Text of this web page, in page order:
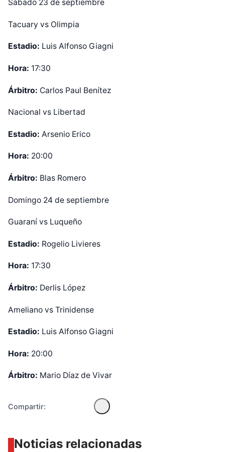
Sábado 23 de septiembre
Tacuary vs Olimpia
Estadio: Luis Alfonso Giagni
Hora: 17:30
Árbitro: Carlos Paul Benítez
Nacional vs Libertad
Estadio: Arsenio Erico
Hora: 20:00
Árbitro: Blas Romero
Domingo 24 de septiembre
Guaraní vs Luqueño
Estadio: Rogelio Livieres
Hora: 17:30
Árbitro: Derlis López
Ameliano vs Trinidense
Estadio: Luis Alfonso Giagni
Hora: 20:00
Árbitro: Mario Díaz de Vivar
Compartir:
Noticias relacionadas